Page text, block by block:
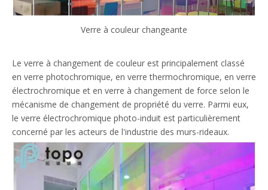
Verre à couleur changeante
Le verre à changement de couleur est principalement classé
en verre photochromique, en verre thermochromique, en verre
électrochromique et en verre à changement de force selon le
mécanisme de changement de propriété du verre. Parmi eux,
le verre électrochromique photo-induit est particulièrement
concerné par les acteurs de l'industrie des murs-rideaux.